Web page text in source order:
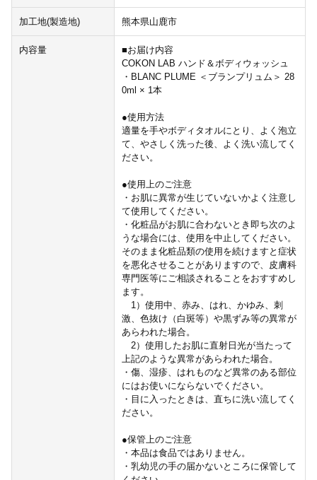
加工地(製造地) 熊本県山鹿市
内容量
■お届け内容
COKON LAB ハンド＆ボディウォッシュ
・BLANC PLUME ＜ブランプリュム＞ 28
0ml × 1本
●使用方法
適量を手やボディタオルにとり、よく泡立
て、やさしく洗った後、よく洗い流してく
ださい。
●使用上のご注意
・お肌に異常が生じていないかよく注意し
て使用してください。
・化粧品がお肌に合わないとき即ち次のよ
うな場合には、使用を中止してください。
そのまま化粧品類の使用を続けますと症状
を悪化させることがありますので、皮膚科
専門医等にご相談されることをおすすめし
ます。
1）使用中、赤み、はれ、かゆみ、刺
激、色抜け（白斑等）や黒ずみ等の異常が
あらわれた場合。
2）使用したお肌に直射日光が当たって
上記のような異常があらわれた場合。
・傷、湿疹、はれものなど異常のある部位
にはお使いにならないでください。
・目に入ったときは、直ちに洗い流してく
ださい。
●保管上のご注意
・本品は食品ではありません。
・乳幼児の手の届かないところに保管して